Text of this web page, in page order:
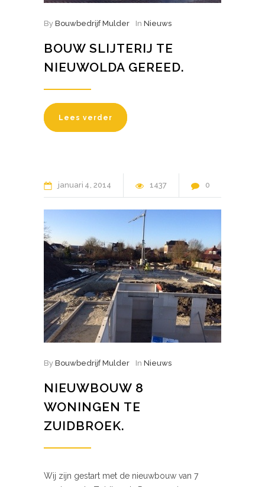
By Bouwbedrijf Mulder In Nieuws
BOUW SLIJTERIJ TE
NIEUWOLDA GEREED.
Lees verder
januari 4 2014 1437 0
By Bouwbedrijf Mulder In Nieuws
NIEUWBOUW 8
WONINGEN TE
ZUIDBROEK.
Wij zijn gestart met de nieuwbouw van 7